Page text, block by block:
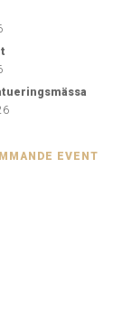
EVENT